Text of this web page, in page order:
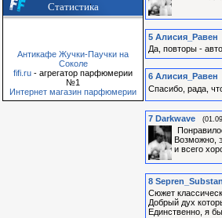
Статистика
Антикафе Жучки-Паучки на
Соколе
fifi.ru - агрегатор парфюмерии
№1
Интернет магазин парфюмерии
5 Алиcия_Равен
Да, повторы -
6 Алиcия_Равен
Спасибо, рада,
7 Darkwave
Возможно,
и всего
8
Сюжет
Добрый дух
Единственно, я